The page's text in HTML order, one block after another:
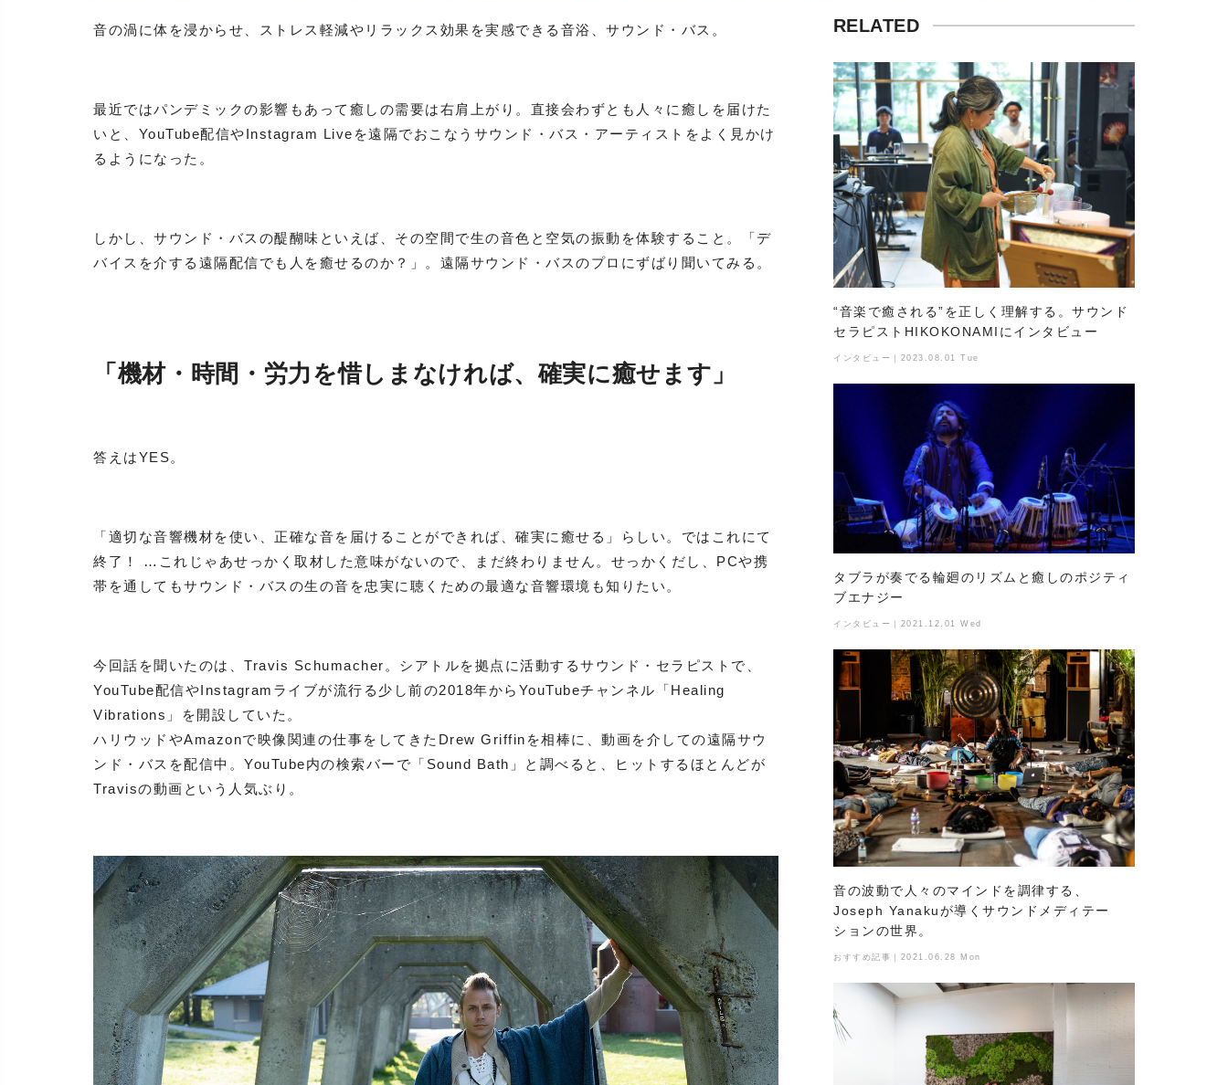
音の渦に体を浸からせ、ストレス軽減やリラックス効果を実感できる音浴、サウンド・バス。
最近ではパンデミックの影響もあって癒しの需要は右肩上がり。直接会わずとも人々に癒しを届けた
いと、YouTube配信やInstagram Liveを遠隔でおこなうサウンド・バス・アーティストをよく見かけ
るようになった。
しかし、サウンド・バスの醍醐味といえば、その空間で生の音色と空気の振動を体験すること。「デ
バイスを介する遠隔配信でも人を癒せるのか？」。遠隔サウンド・バスのプロにずばり聞いてみる。
「機材・時間・労力を惜しまなければ、確実に癒せます」
答えはYES。
「適切な音響機材を使い、正確な音を届けることができれば、確実に癒せる」らしい。ではこれにて
終了！ …これじゃあせっかく取材した意味がないので、まだ終わりません。せっかくだし、PCや携
帯を通してもサウンド・バスの生の音を忠実に聴くための最適な音響環境も知りたい。
今回話を聞いたのは、Travis Schumacher。シアトルを拠点に活動するサウンド・セラピストで、
YouTube配信やInstagramライブが流行る少し前の2018年からYouTubeチャンネル「Healing
Vibrations」を開設していた。
ハリウッドやAmazonで映像関連の仕事をしてきたDrew Griffinを相棒に、動画を介しての遠隔サウ
ンド・バスを配信中。YouTube内の検索バーで「Sound Bath」と調べると、ヒットするほとんどが
Travisの動画という人気ぶり。
RELATED
“音楽で癒される”を正しく理解する。サウンド
セラピストHIKOKONAMIにインタビュー
インタビュー｜2023.08.01 Tue
タブラが奏でる輪廻のリズムと癒しのポジティ
ブエナジー
インタビュー｜2021.12.01 Wed
音の波動で人々のマインドを調律する、
Joseph Yanakuが導くサウンドメディテー
ションの世界。
おすすめ記事｜2021.06.28 Mon